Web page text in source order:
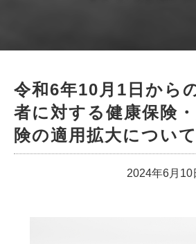
令和6年10月1日から
者に対する健康保険
険の適用拡大について
2024年6月10